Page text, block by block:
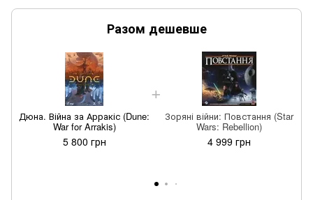
Разом дешевше
Дюна. Війна за Арракіс (Dune:
War for Arrakis)
5 800 грн
Зоряні війни: Повстання (Star
Wars: Rebellion)
4 999 грн